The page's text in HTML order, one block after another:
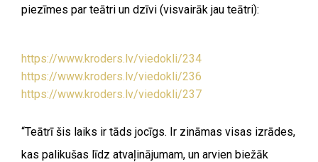
piezīmes par teātri un dzīvi (visvairāk jau teātri):
https://www.kroders.lv/viedokli/234
https://www.kroders.lv/viedokli/236
https://www.kroders.lv/viedokli/237
“Teātrī šis laiks ir tāds jocīgs. Ir zināmas visas izrādes,
kas palikušas līdz atvaļinājumam, un arvien biežāk